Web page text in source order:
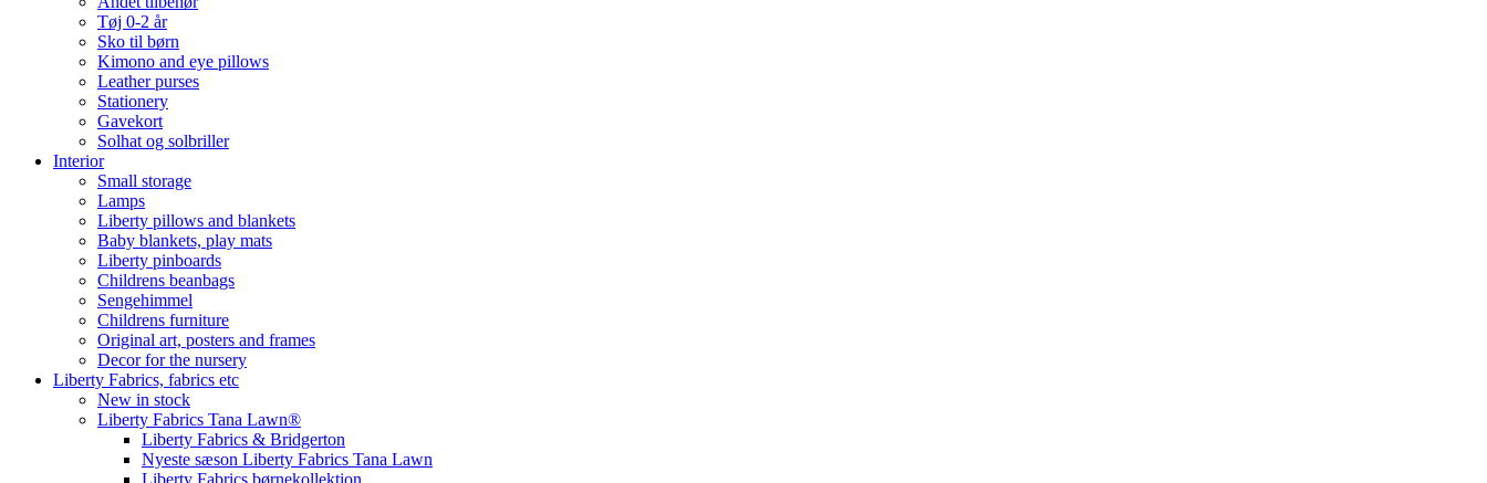
Tøj 0-2 år
Sko til børn
Kimono and eye pillows
Leather purses
Stationery
Gavekort
Solhat og solbriller
Interior
Small storage
Lamps
Liberty pillows and blankets
Baby blankets, play mats
Liberty pinboards
Childrens beanbags
Sengehimmel
Childrens furniture
Original art, posters and frames
Decor for the nursery
Liberty Fabrics, fabrics etc
New in stock
Liberty Fabrics Tana Lawn®
Liberty Fabrics & Bridgerton
Nyeste sæson Liberty Fabrics Tana Lawn
Liberty Fabrics børnekollektion